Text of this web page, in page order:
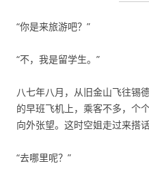
“你是来旅游吧？”
“不，我是留学生。”
八七年八月，从旧金山飞往锡
的早班飞机上，乘客不多，个
向外张望。这时空姐走过来搭话
“去哪里呢？”